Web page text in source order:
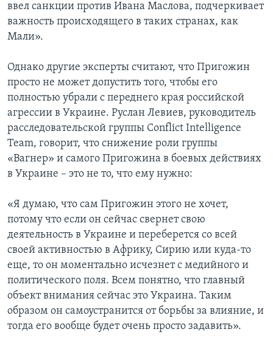
ввел санкции против Ивана Маслова, подчеркивает
важность происходящего в таких странах, как
Мали».
Однако другие эксперты считают, что Пригожин
просто не может допустить того, чтобы его
полностью убрали с переднего края российской
агрессии в Украине. Руслан Левиев, руководитель
расследовательской группы Conflict Intelligence
Team, говорит, что снижение роли группы
«Вагнер» и самого Пригожина в боевых действиях
в Украине – это не то, что ему нужно:
«Я думаю, что сам Пригожин этого не хочет,
потому что если он сейчас свернет свою
деятельность в Украине и переберется со всей
своей активностью в Африку, Сирию или куда-то
еще, то он моментально исчезнет с медийного и
политического поля. Всем понятно, что главный
объект внимания сейчас это Украина. Таким
образом он самоустранится от борьбы за влияние, и
тогда его вообще будет очень просто задавить».